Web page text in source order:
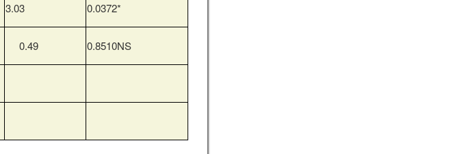
3.03 0.0372*
0.49 0.8510NS